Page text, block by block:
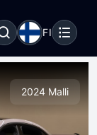
FI
2024 Malli